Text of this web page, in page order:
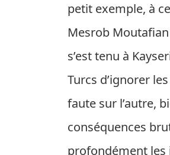
petit exemple, à
Mesrob
s’est tenu à
Turcs d’ignorer
faute sur l’autre,
conséquences
profondément